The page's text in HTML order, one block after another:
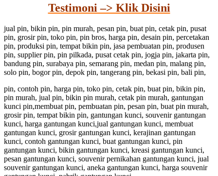
Testimoni –> Klik Disini
jual pin, bikin pin, pin murah, pesan pin, buat pin, cetak pin, pusat
pin, grosir pin, toko pin, pin bros, harga pin, desain pin, percetakan
pin, produksi pin, tempat bikin pin, jasa pembuatan pin, produsen
pin, supplier pin, pin pilkada, pusat cetak pin, jogja pin, jakarta pin,
bandung pin, surabaya pin, semarang pin, medan pin, malang pin,
solo pin, bogor pin, depok pin, tangerang pin, bekasi pin, bali pin,
pin, contoh pin, harga pin, toko pin, cetak pin, buat pin, bikin pin,
pin murah, jual pin, bikin pin murah, cetak pin murah, gantungan
kunci pin,membuat pin, pembuatan pin, pesan pin, buat pin murah,
grosir pin, tempat bikin pin, gantungan kunci, souvenir gantungan
kunci, harga gantungan kunci,jual gantungan kunci, membuat
gantungan kunci, grosir gantungan kunci, kerajinan gantungan
kunci, contoh gantungan kunci, buat gantungan kunci, pin
gantungan kunci, bikin gantungan kunci, kreasi gantungan kunci,
pesan gantungan kunci, souvenir pernikahan gantungan kunci, jual
souvenir gantungan kunci, aneka gantungan kunci, harga souvenir